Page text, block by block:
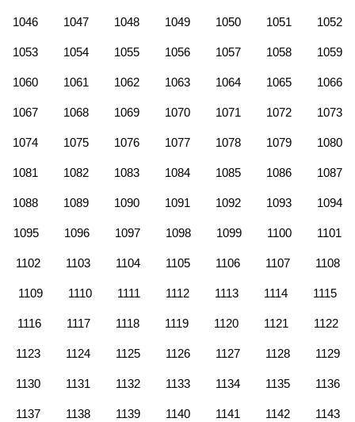
1046 1047 1048 1049 1050 1051 1052
1053 1054 1055 1056 1057 1058 1059
1060 1061 1062 1063 1064 1065 1066
1067 1068 1069 1070 1071 1072 1073
1074 1075 1076 1077 1078 1079 1080
1081 1082 1083 1084 1085 1086 1087
1088 1089 1090 1091 1092 1093 1094
1095 1096 1097 1098 1099 1100 1101
1102 1103 1104 1105 1106 1107 1108
1109 1110 1111 1112 1113 1114 1115
1116 1117 1118 1119 1120 1121 1122
1123 1124 1125 1126 1127 1128 1129
1130 1131 1132 1133 1134 1135 1136
1137 1138 1139 1140 1141 1142 1143